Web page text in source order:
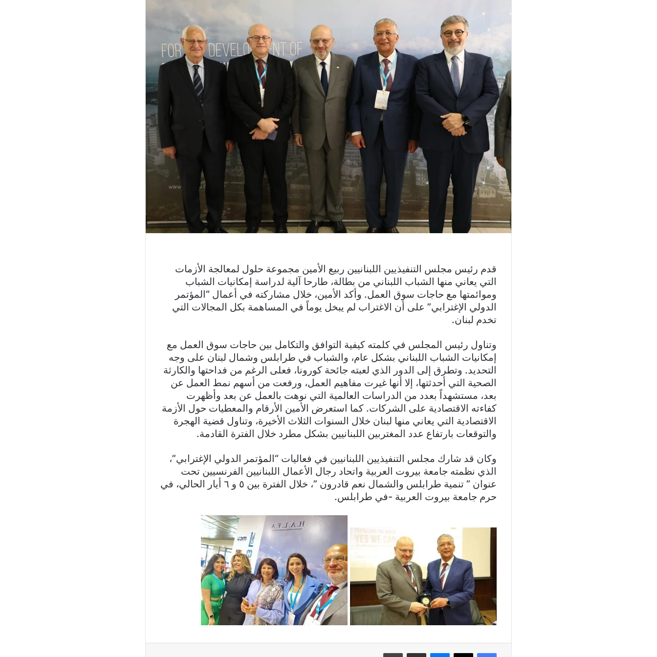
قدم رئيس مجلس التنفيذيين اللبنانيين ربيع الأمين مجموعة حلول لمعالجة الأزمات
التي يعاني منها الشباب اللبناني من بطالة، طارحا آلية لدراسة إمكانيات الشباب
وموائمتها مع حاجات سوق العمل. وأكد الأمين، خلال مشاركته في أعمال “المؤتمر
الدولي الإغترابي” على أن الاغتراب لم يبخل يوماً في المساهمة بكل المجالات التي
تخدم لبنان.
وتناول رئيس المجلس في كلمته كيفية التوافق والتكامل بين حاجات سوق العمل مع
إمكانيات الشباب اللبناني بشكل عام، والشباب في طرابلس وشمال لبنان على وجه
التحديد. وتطرق إلى الدور الذي لعبته جائحة كورونا، فعلى الرغم من فداحتها والكارثة
الصحية التي أحدثتها، إلا أنها غيرت مفاهيم العمل، ورفعت من أسهم نمط العمل عن
بعد، مستشهداً بعدد من الدراسات العالمية التي نوهت بالعمل عن بعد وأظهرت
كفاءته الاقتصادية على الشركات. كما استعرض الأمين الأرقام والمعطيات حول الأزمة
الاقتصادية التي يعاني منها لبنان خلال السنوات الثلاث الأخيرة، وتناول قضية الهجرة
والتوقعات بارتفاع عدد المغتربين اللبنانيين بشكل مطرد خلال الفترة القادمة.
وكان قد شارك مجلس التنفيذيين اللبنانيين في فعاليات “المؤتمر الدولي الإغترابي”،
الذي نظمته جامعة بيروت العربية واتحاد رجال الأعمال اللبنانيين الفرنسيين تحت
عنوان ” تنمية طرابلس والشمال نعم قادرون ”، خلال الفترة بين ٥ و ٦ أيار الحالي، في
حرم جامعة بيروت العربية -في طرابلس.
فيسبوك X ماسنجر مشاركة عبر البريد طباعة